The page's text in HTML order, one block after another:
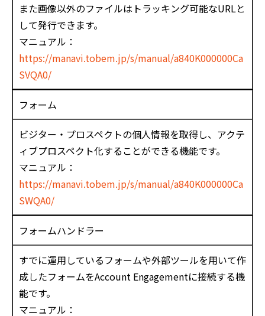
また画像以外のファイルはトラッキング可能なURLと
して発行できます。
マニュアル：
https://manavi.tobem.jp/s/manual/a840K000000Ca
SVQA0/
フォーム
ビジター・プロスペクトの個人情報を取得し、アクテ
ィブプロスペクト化することができる機能です。
マニュアル：
https://manavi.tobem.jp/s/manual/a840K000000Ca
SWQA0/
フォームハンドラー
すでに運用しているフォームや外部ツールを用いて作
成したフォームをAccount Engagementに接続する機
能です。
マニュアル：